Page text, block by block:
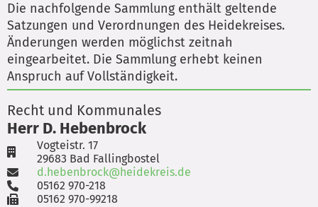
Die nachfolgende Sammlung enthält geltende
Satzungen und Verordnungen des Heidekreises.
Änderungen werden möglichst zeitnah
eingearbeitet. Die Sammlung erhebt keinen
Anspruch auf Vollständigkeit.
Recht und Kommunales
Herr D. Hebenbrock
Vogteistr. 17
29683 Bad Fallingbostel
d.hebenbrock@heidekreis.de
05162 970-218
05162 970-99218